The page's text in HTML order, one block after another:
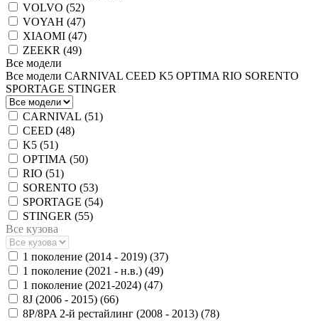
VOLVO (52)
VOYAH (47)
XIAOMI (47)
ZEEKR (49)
Все модели
Все модели CARNIVAL CEED K5 OPTIMA RIO SORENTO
SPORTAGE STINGER
CARNIVAL (51)
CEED (48)
K5 (51)
OPTIMA (50)
RIO (51)
SORENTO (53)
SPORTAGE (54)
STINGER (55)
Все кузова
1 поколение (2014 - 2019) (37)
1 поколение (2021 - н.в.) (49)
1 поколение (2021-2024) (47)
8J (2006 - 2015) (66)
8P/8PA 2-й рестайлинг (2008 - 2013) (78)